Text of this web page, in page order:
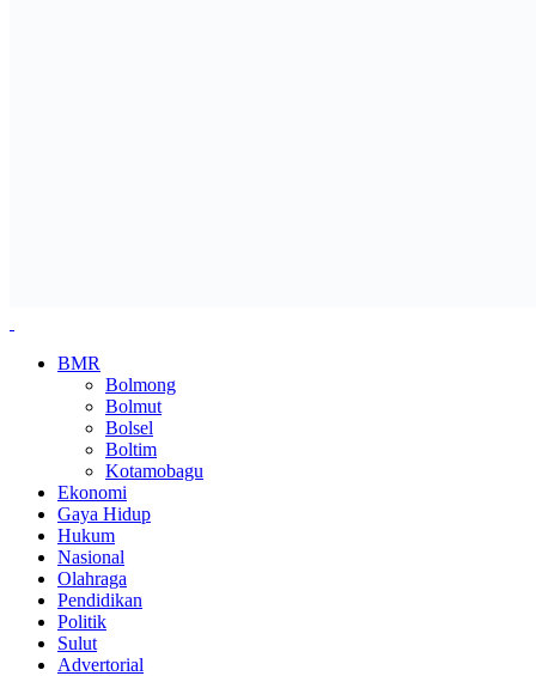
BMR
Bolmong
Bolmut
Bolsel
Boltim
Kotamobagu
Ekonomi
Gaya Hidup
Hukum
Nasional
Olahraga
Pendidikan
Politik
Sulut
Advertorial